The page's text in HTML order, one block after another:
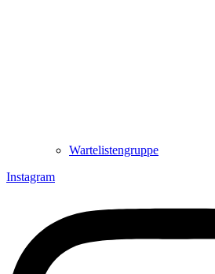
Wartelistengruppe
Instagram